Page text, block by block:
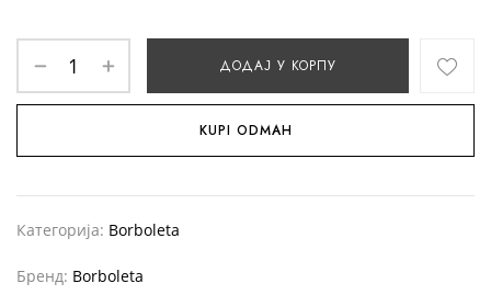
ДОДАЈ У КОРПУ
KUPI ODMAH
Категорија: Borboleta
Бренд: Borboleta